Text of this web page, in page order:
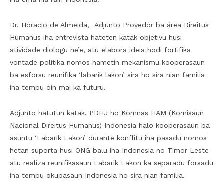
Dr. Horacio de Almeida, Adjunto Provedor ba área Direitus
Humanus iha entrevista hateten katak objetivu husi
atividade diologu ne’e, atu elabora ideia hodi fortifika
vontade politika nomos hametin mekanismu kooperasaun
ba esforsu reunifika ‘labarik lakon’ sira ho sira nian familia
iha tempu oin mai ka futuru.
Adjunto hatutun katak, PDHJ ho Komnas HAM (Komisaun
Nacional Direitus Humanus) Indonesia halo kooperasaun ba
asuntu ‘Labarik Lakon’ durante konflitu iha pasadu nomos
hetan suporta husi ONG balu iha Indonesia no Timor Leste
atu realiza reunifikasaun Labarik Lakon ka separadu forsadu
iha tempu okupasaun Indonesia ho sira nian familia.